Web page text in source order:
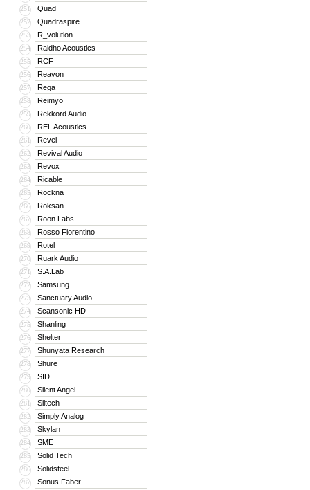
251 Quad
252 Quadraspire
253 R_volution
254 Raidho Acoustics
255 RCF
256 Reavon
257 Rega
258 Reimyo
259 Rekkord Audio
260 REL Acoustics
261 Revel
262 Revival Audio
263 Revox
264 Ricable
265 Rockna
266 Roksan
267 Roon Labs
268 Rosso Fiorentino
269 Rotel
270 Ruark Audio
271 S.A.Lab
272 Samsung
273 Sanctuary Audio
274 Scansonic HD
275 Shanling
276 Shelter
277 Shunyata Research
278 Shure
279 SID
280 Silent Angel
281 Siltech
282 Simply Analog
283 Skylan
284 SME
285 Solid Tech
286 Solidsteel
287 Sonus Faber